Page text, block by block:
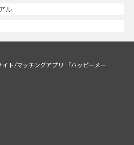
ル
イト/マッチングアプリ 「ハッピーメー